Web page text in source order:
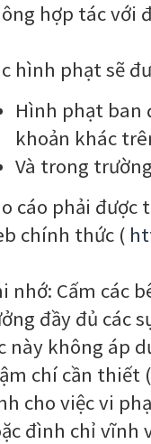
hợp tác với
hình phạt sẽ
Hình phạt ban
khoản khác
Và trong
cáo phải
chính thức (
nhớ: Cấm các
đầy đủ các
này không áp
chí cần thiết
cho việc vi
đình chỉ vĩnh